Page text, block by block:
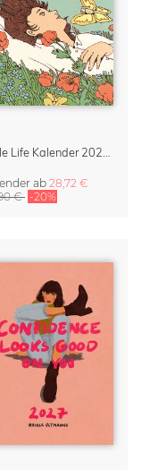
Little Life Kalender 2027 von Simone Goder
ab 28,72 €
€ -20%